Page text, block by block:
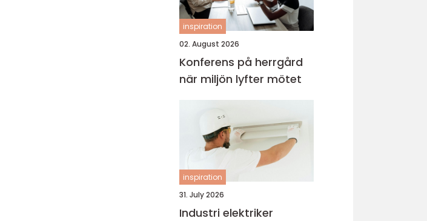
inspiration
02. August 2026
Konferens på herrgård
när miljön lyfter mötet
inspiration
31. July 2026
Industri elektriker